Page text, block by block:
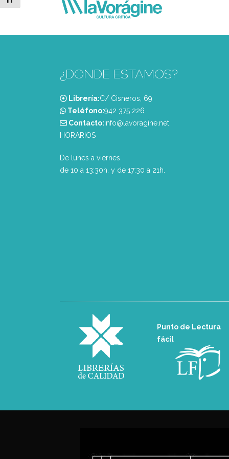
¿DONDE ESTAMOS?
Librería:C/ Cisneros, 69
Teléfono:‭942 375 226‬
Contacto:info@lavoragine.net
HORARIOS
De lunes a viernes
de 10 a 13:30h. y de 17:30 a 21h.
Punto de Lectura
fácil